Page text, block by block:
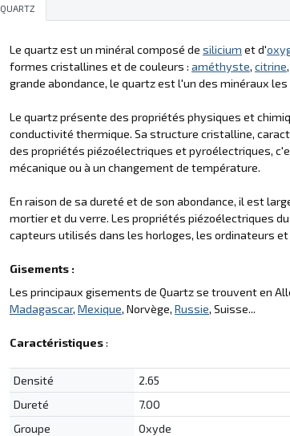
QUARTZ
Le quartz est un minéral composé de silicium et d'
formes cristallines et de couleurs : améthyste, citrine,
grande abondance, le quartz est l'un des minéraux
Le quartz présente des propriétés physiques et
conductivité thermique. Sa structure cristalline,
des propriétés piézoélectriques et pyroélectriques,
mécanique ou à un changement de température.
En raison de sa dureté et de son abondance, il est
mortier et du verre. Les propriétés piézoélectriques
capteurs utilisés dans les horloges, les ordinateurs
Gisements :
Les principaux gisements de Quartz se trouvent en
Madagascar, Mexique, Norvège, Russie, Suisse...
Caractéristiques:
Densité
2.65
Dureté
7.00
Groupe
Oxyde